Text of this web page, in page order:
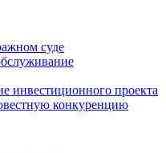
суде
инвестиционного проекта
конкуренцию